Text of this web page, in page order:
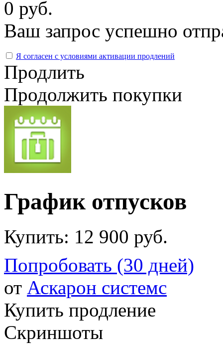
0 руб.
Ваш запрос успешно
Я согласен с условиями активации продлений
Продлить
Продолжить покупки
График отпусков
Купить: 12 900 руб.
Попробовать (30 дней)
от Аскарон системс
Купить продление
Скриншоты